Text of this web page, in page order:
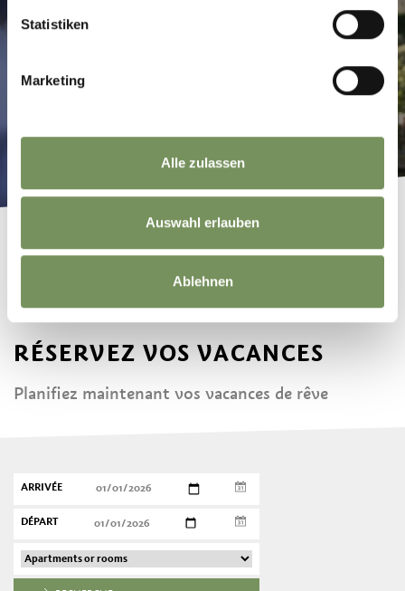
Statistiken
Marketing
Alle zulassen
Auswahl erlauben
Ablehnen
RÉSERVEZ VOS VACANCES
Planifiez maintenant vos vacances de rêve
ARRIVÉE
DÉPART